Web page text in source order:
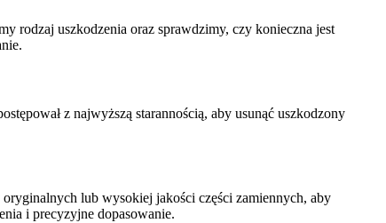
rodzaj uszkodzenia oraz sprawdzimy, czy konieczna jest
z najwyższą starannością, aby usunąć uszkodzony
lub wysokiej jakości części zamiennych, aby
i precyzyjne dopasowanie.